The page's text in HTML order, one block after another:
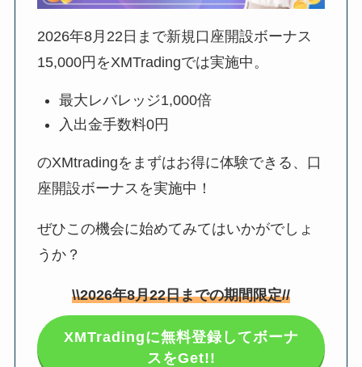
2026年8月22日 まで新規口座開設ボーナス
15,000円をXMTradingでは実施中。
最大レバレッジ1,000倍
入出金手数料0円
のXMtradingをまずはお得に体験できる、口
座開設ボーナスを実施中！
ぜひこの機会に始めてみてはいかがでしょ
うか？
\\2026年8月22日までの期間限定//
XMTradingに無料登録してボーナ
スをGet!!